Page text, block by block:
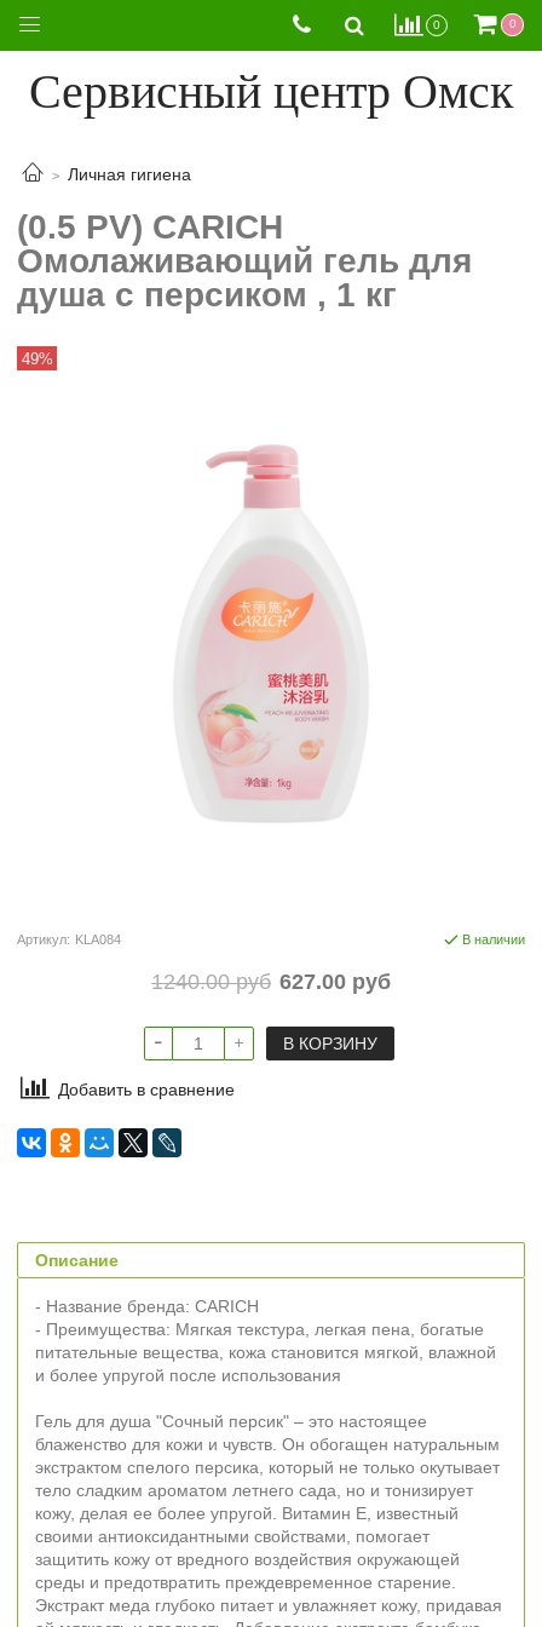
0 0
Сервисный центр Омск
Личная гигиена
(0.5 PV) CARICH
Омолаживающий гель для
душа с персиком , 1 кг
49%
Артикул: KLA084 В наличии
1240.00 руб 627.00 руб
В КОРЗИНУ
Добавить в сравнение
Описание
- Название бренда: CARICH
- Преимущества: Мягкая текстура, легкая пена, богатые
питательные вещества, кожа становится мягкой, влажной
и более упругой после использования
Гель для душа "Сочный персик" – это настоящее
блаженство для кожи и чувств. Он обогащен натуральным
экстрактом спелого персика, который не только окутывает
тело сладким ароматом летнего сада, но и тонизирует
кожу, делая ее более упругой. Витамин Е, известный
своими антиоксидантными свойствами, помогает
защитить кожу от вредного воздействия окружающей
среды и предотвратить преждевременное старение.
Экстракт меда глубоко питает и увлажняет кожу, придавая